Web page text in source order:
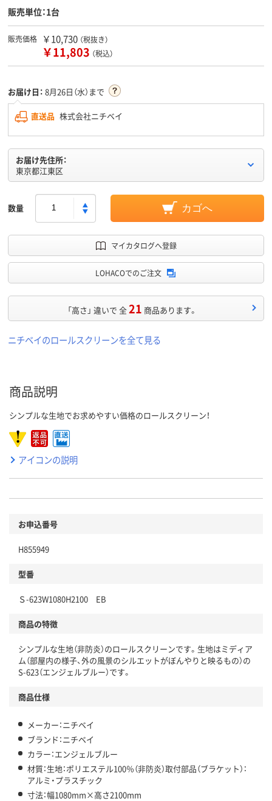
販売単位：1台
販売価格 ￥10,730 （税抜き）
￥11,803 （税込）
お届け日： 8月26日（水）まで
直送品 株式会社ニチベイ
お届け先住所：
東京都江東区
数量 カゴへ
マイカタログへ登録
LOHACOでのご注文
「高さ」 違いで 全21 商品あります。
ニチベイのロールスクリーンを全て見る
商品説明
シンプルな生地でお求めやすい価格のロールスクリーン！
アイコンの説明
お申込番号
H855949
型番
Ｓ-623W1080H2100 EB
商品の特徴
シンプルな生地（非防炎）のロールスクリーンです。生地はミディア
ム（部屋内の様子、外の風景のシルエットがぼんやりと映るもの）の
S-623（エンジェルブルー）です。
商品仕様
メーカー：ニチベイ
ブランド：ニチベイ
カラー：エンジェルブルー
材質：生地：ポリエステル100％（非防炎）取付部品（ブラケット）：
アルミ・プラスチック
寸法：幅1080mm×高さ2100mm